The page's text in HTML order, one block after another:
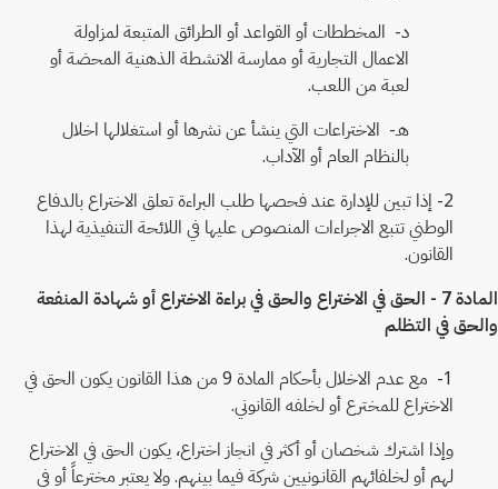
د- المخططات أو القواعد أو الطرائق المتبعة لمزاولة
الاعمال التجارية أو ممارسة الانشطة الذهنية المحضة أو
لعبة من اللعب.
هـ- الاختراعات التي ينشأ عن نشرها أو استغلالها اخلال
بالنظام العام أو الآداب.
2- إذا تبين للإدارة عند فحصها طلب البراءة تعلق الاختراع بالدفاع
الوطني تتبع الاجراءات المنصوص عليها في اللائحة التنفيذية لهذا
القانون.
المادة 7 - الحق في الاختراع والحق في براءة الاختراع أو شهادة المنفعة
والحق في التظلم
1- مع عدم الاخلال بأحكام المادة 9 من هذا القانون يكون الحق في
الاختراع للمخترع أو لخلفه القانوني.
وإذا اشترك شخصان أو أكثر في انجاز اختراع، يكون الحق في الاختراع
لهم أو لخلفائهم القانـونيين شركة فيما بينهم. ولا يعتبر مخترعاً أو في